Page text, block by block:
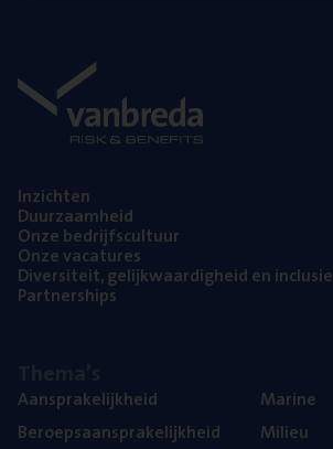
Inzich­ten
Duur­zaam­heid
Onze bedrijfs­cul­tuur
Onze vaca­tu­res
Diver­si­teit, gelijk­waar­dig­heid en inclusie
Part­ner­ships
Aan­spra­ke­lijk­heid
Beroeps­aan­spra­ke­lijk­heid
Mari­ne
Mili­eu